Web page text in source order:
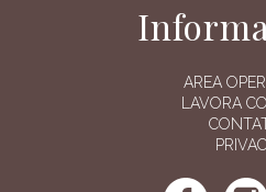
AREA
LAVORA